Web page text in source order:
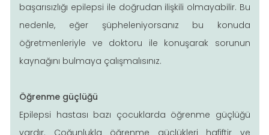
başarısızlığı epilepsi ile doğrudan ilişkili olmayabilir. Bu
nedenle, eğer şüpheleniyorsanız bu konuda
öğretmenleriyle ve doktoru ile konuşarak sorunun
kaynağını bulmaya çalışmalısınız.
Öğrenme güçlüğü
Epilepsi hastası bazı çocuklarda öğrenme güçlüğü